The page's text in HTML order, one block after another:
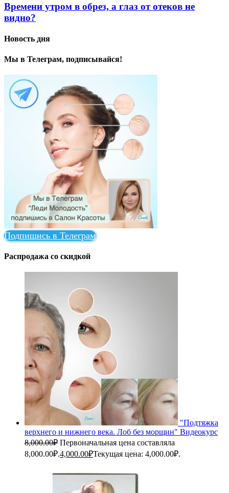
Времени утром в обрез, а глаз от отеков не
видно?
Новость дня
Мы в Телеграм, подписывайся!
Подпишись в Телеграм
Распродажа со скидкой
"Подтяжка
верхнего и нижнего века. Лоб без морщин" Видеокурс
8,000.00₽ Первоначальная цена составляла
8,000.00₽.4,000.00₽Текущая цена: 4,000.00₽.